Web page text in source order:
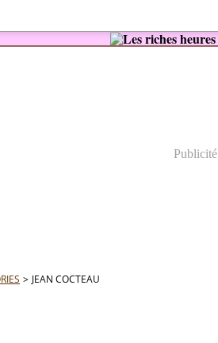
Publicité
> JEAN COCTEAU